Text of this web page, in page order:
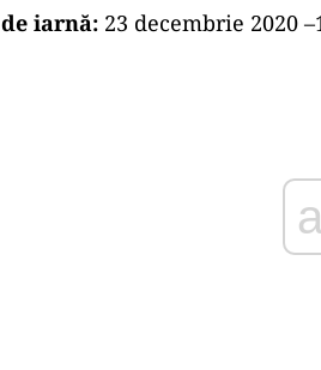
iarnă: 23 decembrie 2020